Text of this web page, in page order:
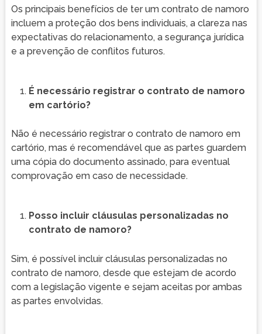
Os principais benefícios de ter um contrato de namoro
incluem a proteção dos bens individuais, a clareza nas
expectativas do relacionamento, a segurança jurídica
e a prevenção de conflitos futuros.
É necessário registrar o contrato de namoro
em cartório?
Não é necessário registrar o contrato de namoro em
cartório, mas é recomendável que as partes guardem
uma cópia do documento assinado, para eventual
comprovação em caso de necessidade.
Posso incluir cláusulas personalizadas no
contrato de namoro?
Sim, é possível incluir cláusulas personalizadas no
contrato de namoro, desde que estejam de acordo
com a legislação vigente e sejam aceitas por ambas
as partes envolvidas.